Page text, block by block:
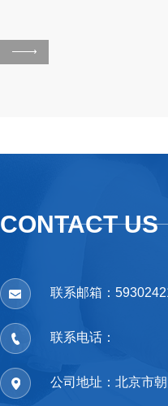
CONTACT US
联系邮箱：
联系电话：
公司地址：北京市